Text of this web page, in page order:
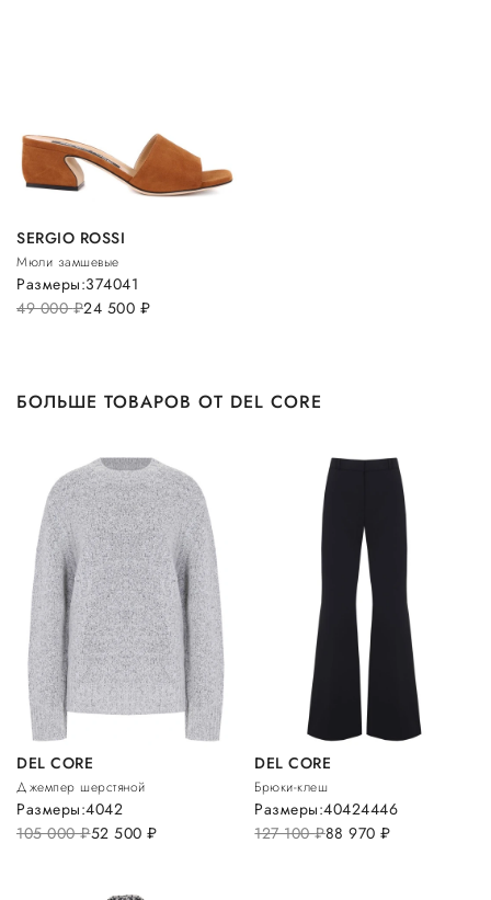
SERGIO ROSSI
Мюли замшевые
49 000руб.24 500 руб.
Размеры:374041
БОЛЬШЕ ТОВАРОВ ОТ DEL CORE
DEL CORE
Джемпер шерстяной
105 000руб.52 500 руб.
Размеры:4042
DEL CORE
Брюки-клеш
127 100руб.88 970руб.
Размеры:40424446